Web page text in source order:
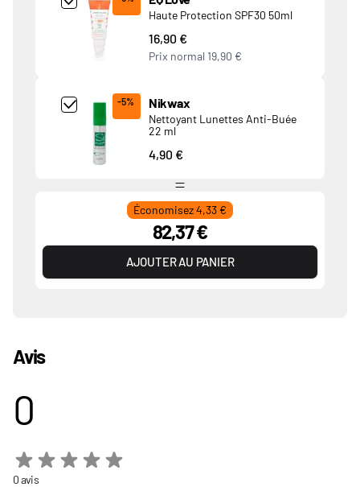
Haute Protection SPF30 50ml
16,90 €
Prix normal 19,90 €
Add Product MjkwNDA= undefined
-5% Nikwax
Nettoyant Lunettes Anti-Buée
22 ml
4,90 €
Économisez 4,33 €
82,37 €
AJOUTER AU PANIER
Avis
0
0 avis